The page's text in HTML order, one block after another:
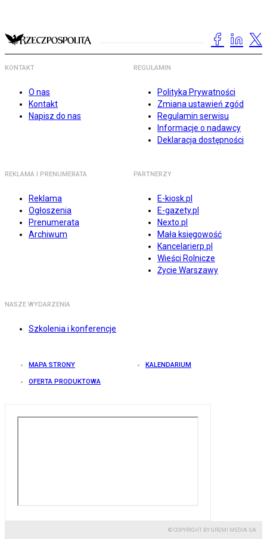
KONTAKT
O nas
Kontakt
Napisz do nas
REGULAMIN
Polityka Prywatności
Zmiana ustawień zgód
Regulamin serwisu
Informacje o nadawcy
Deklaracja dostępności
REKLAMA I PRENUMERATA
Reklama
Ogłoszenia
Prenumerata
Archiwum
PARTNERZY
E-kiosk.pl
E-gazety.pl
Nexto.pl
Mała księgowość
Kancelarierp.pl
Wieści Rolnicze
Życie Warszawy
NASZE WYDARZENIA
Szkolenia i konferencje
MAPA STRONY KALENDARIUM
OFERTA PRODUKTOWA
© COPYRIGHT BY GREMI MEDIA SA